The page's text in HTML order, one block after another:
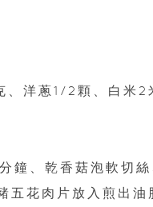
洋蔥1/2顆、白米2
、乾香菇泡軟切絲
五花肉片放入煎出